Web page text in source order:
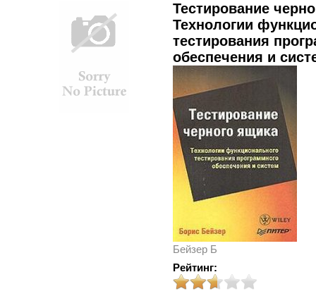
Тестирование
Технологии
тестирования
обеспечения и
Бейзер Б
Рейтинг: